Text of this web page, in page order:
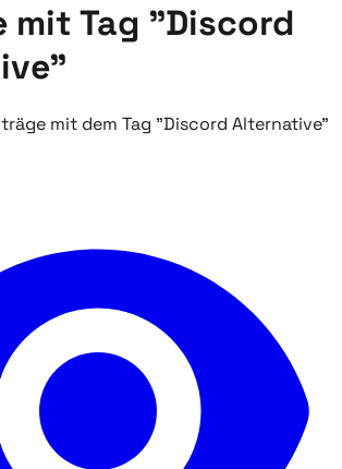
mit Tag "Discord
mit dem Tag "Discord Alternative"